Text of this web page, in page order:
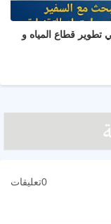
تطوير قطاع المياه و
0تعليقات